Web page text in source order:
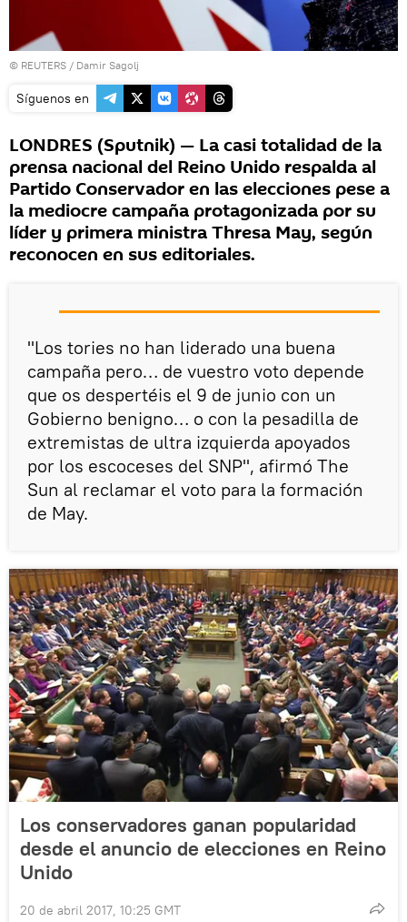
© REUTERS / Damir Sagolj
Síguenos en
LONDRES (Sputnik) — La casi totalidad de la
prensa nacional del Reino Unido respalda al
Partido Conservador en las elecciones pese a
la mediocre campaña protagonizada por su
líder y primera ministra Thresa May, según
reconocen en sus editoriales.
"Los tories no han liderado una buena
campaña pero… de vuestro voto depende
que os despertéis el 9 de junio con un
Gobierno benigno… o con la pesadilla de
extremistas de ultra izquierda apoyados
por los escoceses del SNP", afirmó The
Sun al reclamar el voto para la formación
de May.
Los conservadores ganan popularidad
desde el anuncio de elecciones en Reino
Unido
20 de abril 2017, 10:25 GMT